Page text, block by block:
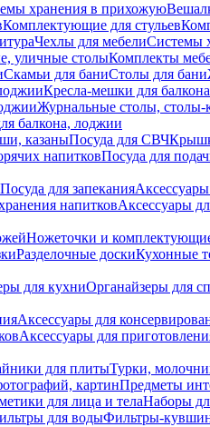
хранения в прихожую
Комплектующие для стульев
Чехлы для мебелиСистемы
уличные столыКомплекты
Скамьи для баниСтолы для бани
Кресла-мешки для балкона
Журнальные столы, столы-
балкона, лоджии
казаныПосуда для СВЧ
напитковПосуда для
Посуда для запекания
напитковАксессуары
Ножеточки и
Разделочные доскиКухонные
для кухниОрганайзеры для
Аксессуары для
Аксессуары для
для плитыТурки,
картинПредметы
для лица и телаНаборы
для водыФильтры-